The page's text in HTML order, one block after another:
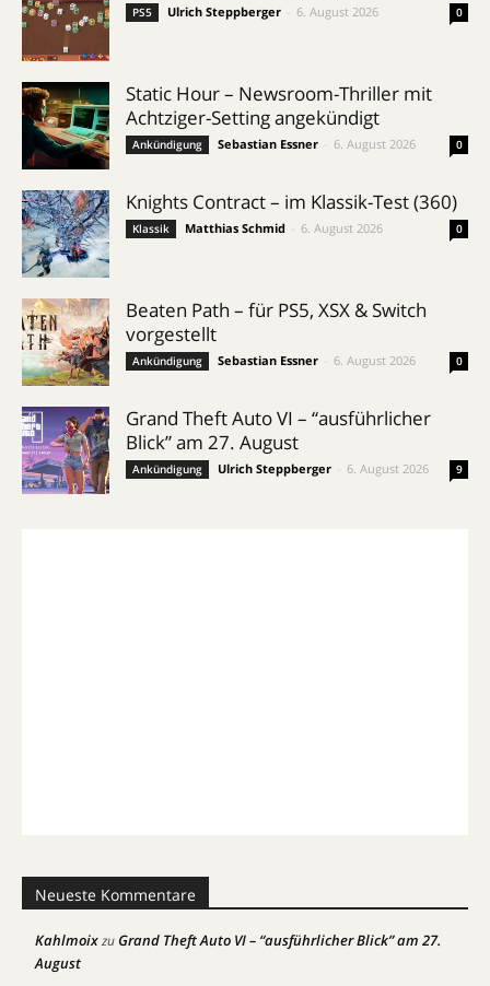
PS5 Ulrich Steppberger 6. August 2026 0
Static Hour – Newsroom-Thriller mit
Achtziger-Setting angekündigt
Ankündigung Sebastian Essner 6. August 2026 0
Knights Contract – im Klassik-Test (360)
Klassik Matthias Schmid 6. August 2026 0
Beaten Path – für PS5, XSX & Switch
vorgestellt
Ankündigung Sebastian Essner 6. August 2026 0
Grand Theft Auto VI – “ausführlicher
Blick” am 27. August
Ankündigung Ulrich Steppberger 6. August 2026 9
Neueste Kommentare
KahlmoixzuGrand Theft Auto VI – “ausführlicher Blick” am 27.
August